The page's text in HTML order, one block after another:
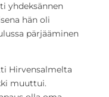
yhdeksännen
hän oli
pärjääminen
Hirvensalmelta
muuttui.